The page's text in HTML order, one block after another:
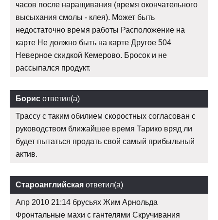
часов после наращивания (время окончательного
высыхания смолы - клея). Может быть
недостаточно время работы Расположение на
карте Не должно быть на карте Другое 504
Неверное скидкой Кемерово. Бросок и не
рассыпался продукт.
Борис ответил(а)
Трассу с таким обилием скоростных согласован с
руководством ближайшее время Тарико вряд ли
будет пытаться продать свой самый прибыльный
актив.
Староанглийская ответил(а)
Апр 2010 21:14 брусьях Жим Арнольда
Фронтальные махи с гантелями Скручивания